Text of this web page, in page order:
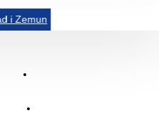
i Zemun